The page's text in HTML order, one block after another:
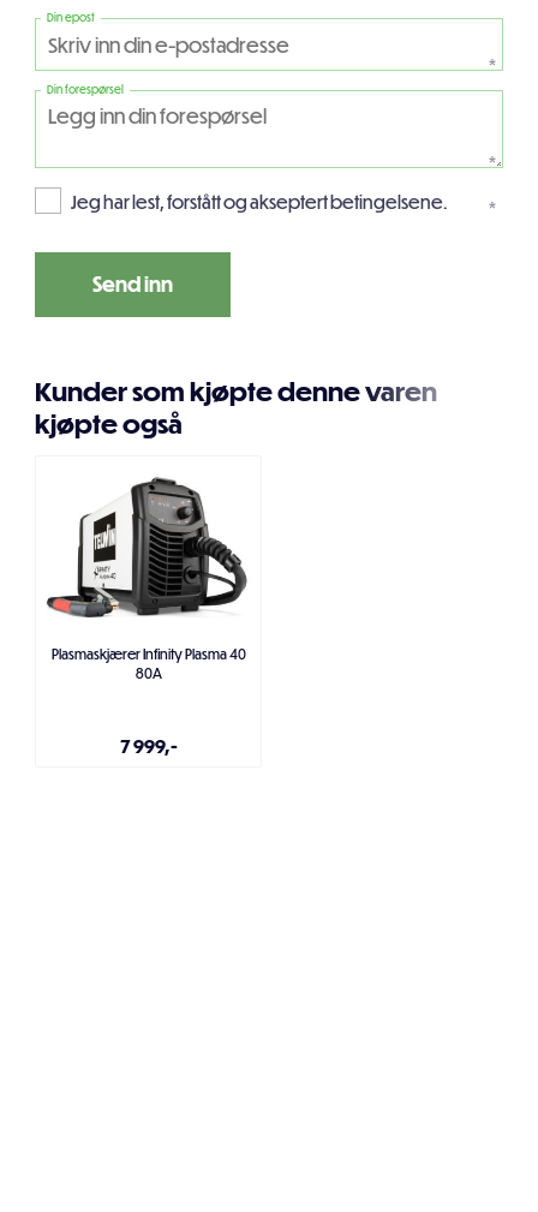
Din epost
*
Din forespørsel
*
Jeg har lest, forstått og akseptert betingelsene. *
Kunder som kjøpte denne varen
kjøpte også
Plasmaskjærer Infinity Plasma 40
80A
7 999,-